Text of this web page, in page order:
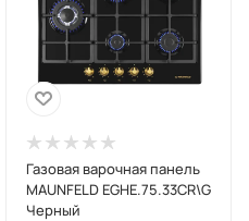
Газовая варочная панель
MAUNFELD EGHE.75.33CR\G
Черный